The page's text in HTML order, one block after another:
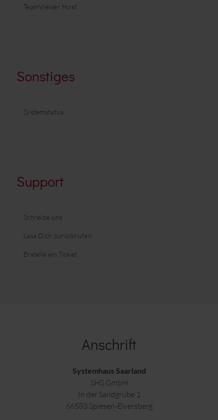
TeamViewer Host
Sonstiges
Systemstatus
Support
Schreibe uns
Lass Dich zurückrufen
Erstelle ein Ticket
Anschrift
Systemhaus Saarland
SHS GmbH
In der Sandgrube 1
66583 Spiesen-Elversberg